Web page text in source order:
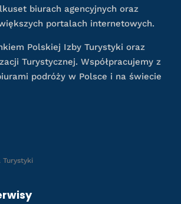
biurach agencyjnych oraz
portalach internetowych.
Polskiej Izby Turystyki oraz
Turystycznej. Współpracujemy z
podróży w Polsce i na świecie
Turystyki